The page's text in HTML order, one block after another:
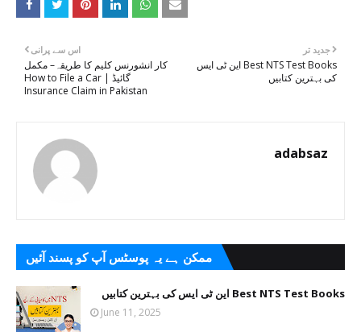
جدید تر
Best NTS Test Books این ٹی ایس
کی بہترین کتابیں
اس سے پرانی
کار انشورنس کلیم کا طریقہ– مکمل
گائیڈ | How to File a Car
Insurance Claim in Pakistan
adabsaz
ممکن ہے یہ پوسٹس آپ کو پسند آئیں
Best NTS Test Books این ٹی ایس کی بہترین کتابیں
June 11, 2025